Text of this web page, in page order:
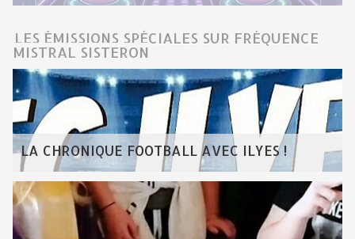
LES ÉMISSIONS SPÉCIALES SUR FRÉQUENCE
MISTRAL SISTERON
LA CHRONIQUE FOOTBALL AVEC ILYES !